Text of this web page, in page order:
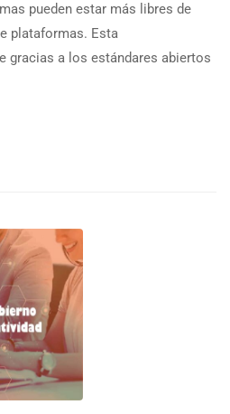
pueden estar más libres de
plataformas. Esta
gracias a los estándares abiertos